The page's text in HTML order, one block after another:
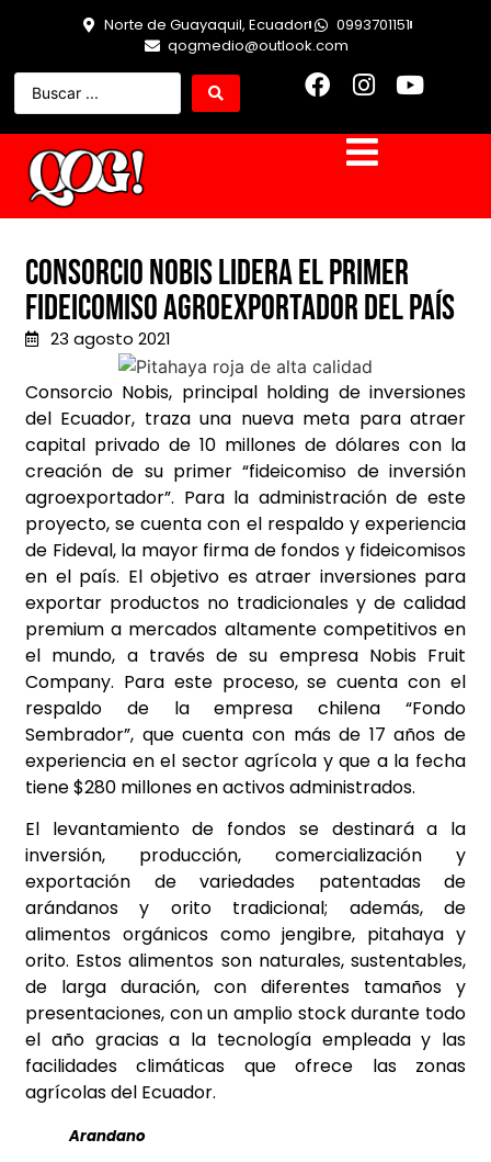
Norte de Guayaquil, Ecuador
0993701151
qogmedio@outlook.com
Consorcio Nobis lidera el primer
fideicomiso agroexportador del país
23 agosto 2021
Consorcio Nobis, principal holding de inversiones
del Ecuador, traza una nueva meta para atraer
capital privado de 10 millones de dólares con la
creación de su primer “fideicomiso de inversión
agroexportador”. Para la administración de este
proyecto, se cuenta con el respaldo y experiencia
de Fideval, la mayor firma de fondos y fideicomisos
en el país. El objetivo es atraer inversiones para
exportar productos no tradicionales y de calidad
premium a mercados altamente competitivos en
el mundo, a través de su empresa Nobis Fruit
Company. Para este proceso, se cuenta con el
respaldo de la empresa chilena “Fondo
Sembrador”, que cuenta con más de 17 años de
experiencia en el sector agrícola y que a la fecha
tiene $280 millones en activos administrados.
El levantamiento de fondos se destinará a la
inversión, producción, comercialización y
exportación de variedades patentadas de
arándanos y orito tradicional; además, de
alimentos orgánicos como jengibre, pitahaya y
orito. Estos alimentos son naturales, sustentables,
de larga duración, con diferentes tamaños y
presentaciones, con un amplio stock durante todo
el año gracias a la tecnología empleada y las
facilidades climáticas que ofrece las zonas
agrícolas del Ecuador.
Arandano